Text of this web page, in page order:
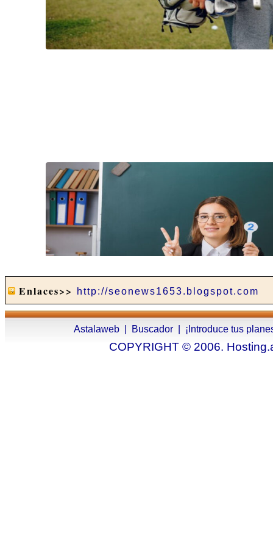
Enlaces>> http://seonews1653.blogspot.com
Astalaweb Buscador ¡Introduce tus
COPYRIGHT © 2006.